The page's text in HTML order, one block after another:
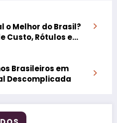
o Melhor do Brasil?
Custo, Rótulos e
Brasileiros em
Descomplicada